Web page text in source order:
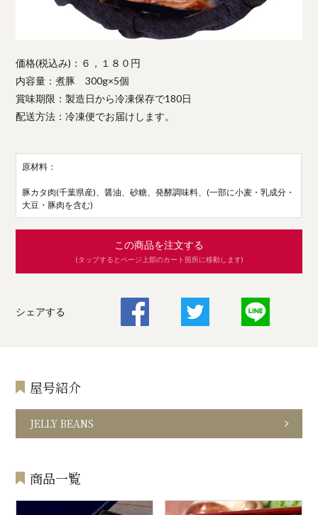
価格(税込み)：６，１８０円
内容量：煮豚 300g×5個
賞味期限：製造日から冷凍保存で180日
配送方法：冷凍便でお届けします。
原材料：
豚カタ肉(千葉県産)、醤油、砂糖、発酵調味料、(一部に小麦・乳成分・
大豆・豚肉を含む)
この商品を注文する
(タップするとページ上部のカート箇所に移動します)
シェアする
屋号紹介
JELLY BEANS
商品一覧